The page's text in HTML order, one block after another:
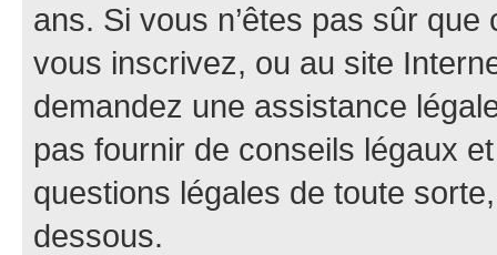
ans. Si vous n’êtes pas sûr
vous inscrivez, ou au site
demandez une assistance
pas fournir de conseils légaux
questions légales de toute
dessous.